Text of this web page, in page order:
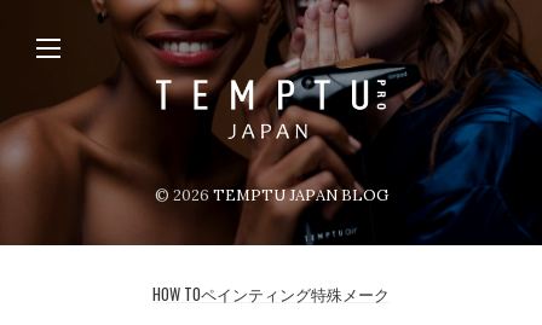
© 2026 TEMPTU JAPAN BLOG
HOW TOペインティング特殊メーク